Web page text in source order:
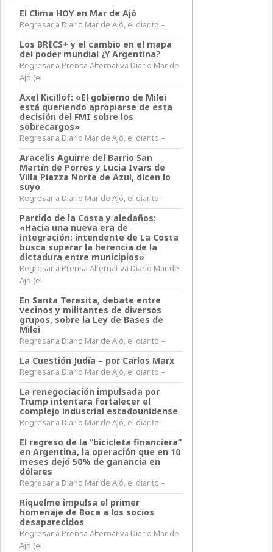
El Clima HOY en Mar de Ajó
Regresar a Diario Mar de Ajó, el diarito –
Los BRICS+ y el cambio en el mapa
del poder mundial ¿Y Argentina?
Regresar a Prensa Alternativa Diario Mar de
Ajo (el
Axel Kicillof: «El gobierno de Milei
está queriendo apropiarse de esta
decisión del FMI sobre los
sobrecargos»
Regresar a Diario Mar de Ajó, el diarito –
Aracelis Aguirre del Barrio San
Martín de Porres y Lucia Ivars de
Villa Piazza Norte de Azul, dicen lo
suyo
Regresar a Diario Mar de Ajó, el diarito –
Partido de la Costa y aledaños:
«Hacia una nueva era de
integración: intendente de La Costa
busca superar la herencia de la
dictadura entre municipios»
Regresar a Prensa Alternativa Diario Mar de
Ajo (el
En Santa Teresita, debate entre
vecinos y militantes de diversos
grupos, sobre la Ley de Bases de
Milei
Regresar a Diario Mar de Ajó, el diarito –
La Cuestión Judía – por Carlos Marx
Regresar a Diario Mar de Ajó, el diarito –
La renegociación impulsada por
Trump intentara fortalecer el
complejo industrial estadounidense
Regresar a Diario Mar de Ajó, el diarito –
El regreso de la “bicicleta financiera”
en Argentina, la operación que en 10
meses dejó 50% de ganancia en
dólares
Regresar a Diario Mar de Ajó, el diarito –
Riquelme impulsa el primer
homenaje de Boca a los socios
desaparecidos
Regresar a Prensa Alternativa Diario Mar de
Ajo (el